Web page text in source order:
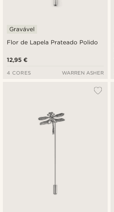
Flor de Lapela Prateado Polido
Gravável
12,95 €
4 CORES WARREN ASHER